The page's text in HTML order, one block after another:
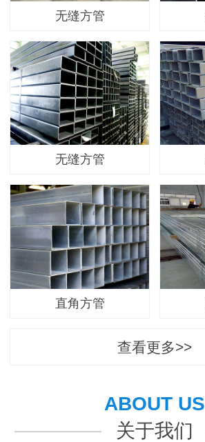
无缝方管
无缝方管
直角方管
查看更多>>
ABOUT US
关于我们